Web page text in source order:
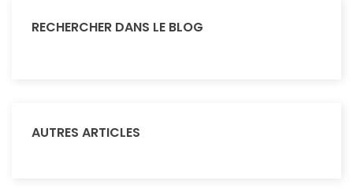
RECHERCHER DANS LE BLOG
AUTRES ARTICLES